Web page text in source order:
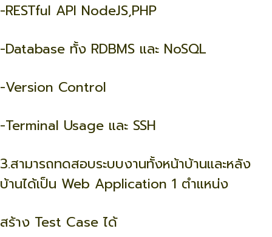
-RESTful API NodeJS,PHP
-Database ทั้ง RDBMS และ NoSQL
-Version Control
-Terminal Usage และ SSH
3.สามารถทดสอบระบบงานทั้งหน้าบ้านและหลัง
บ้านได้เป็น Web Application 1 ตำแหน่ง
สร้าง Test Case ได้